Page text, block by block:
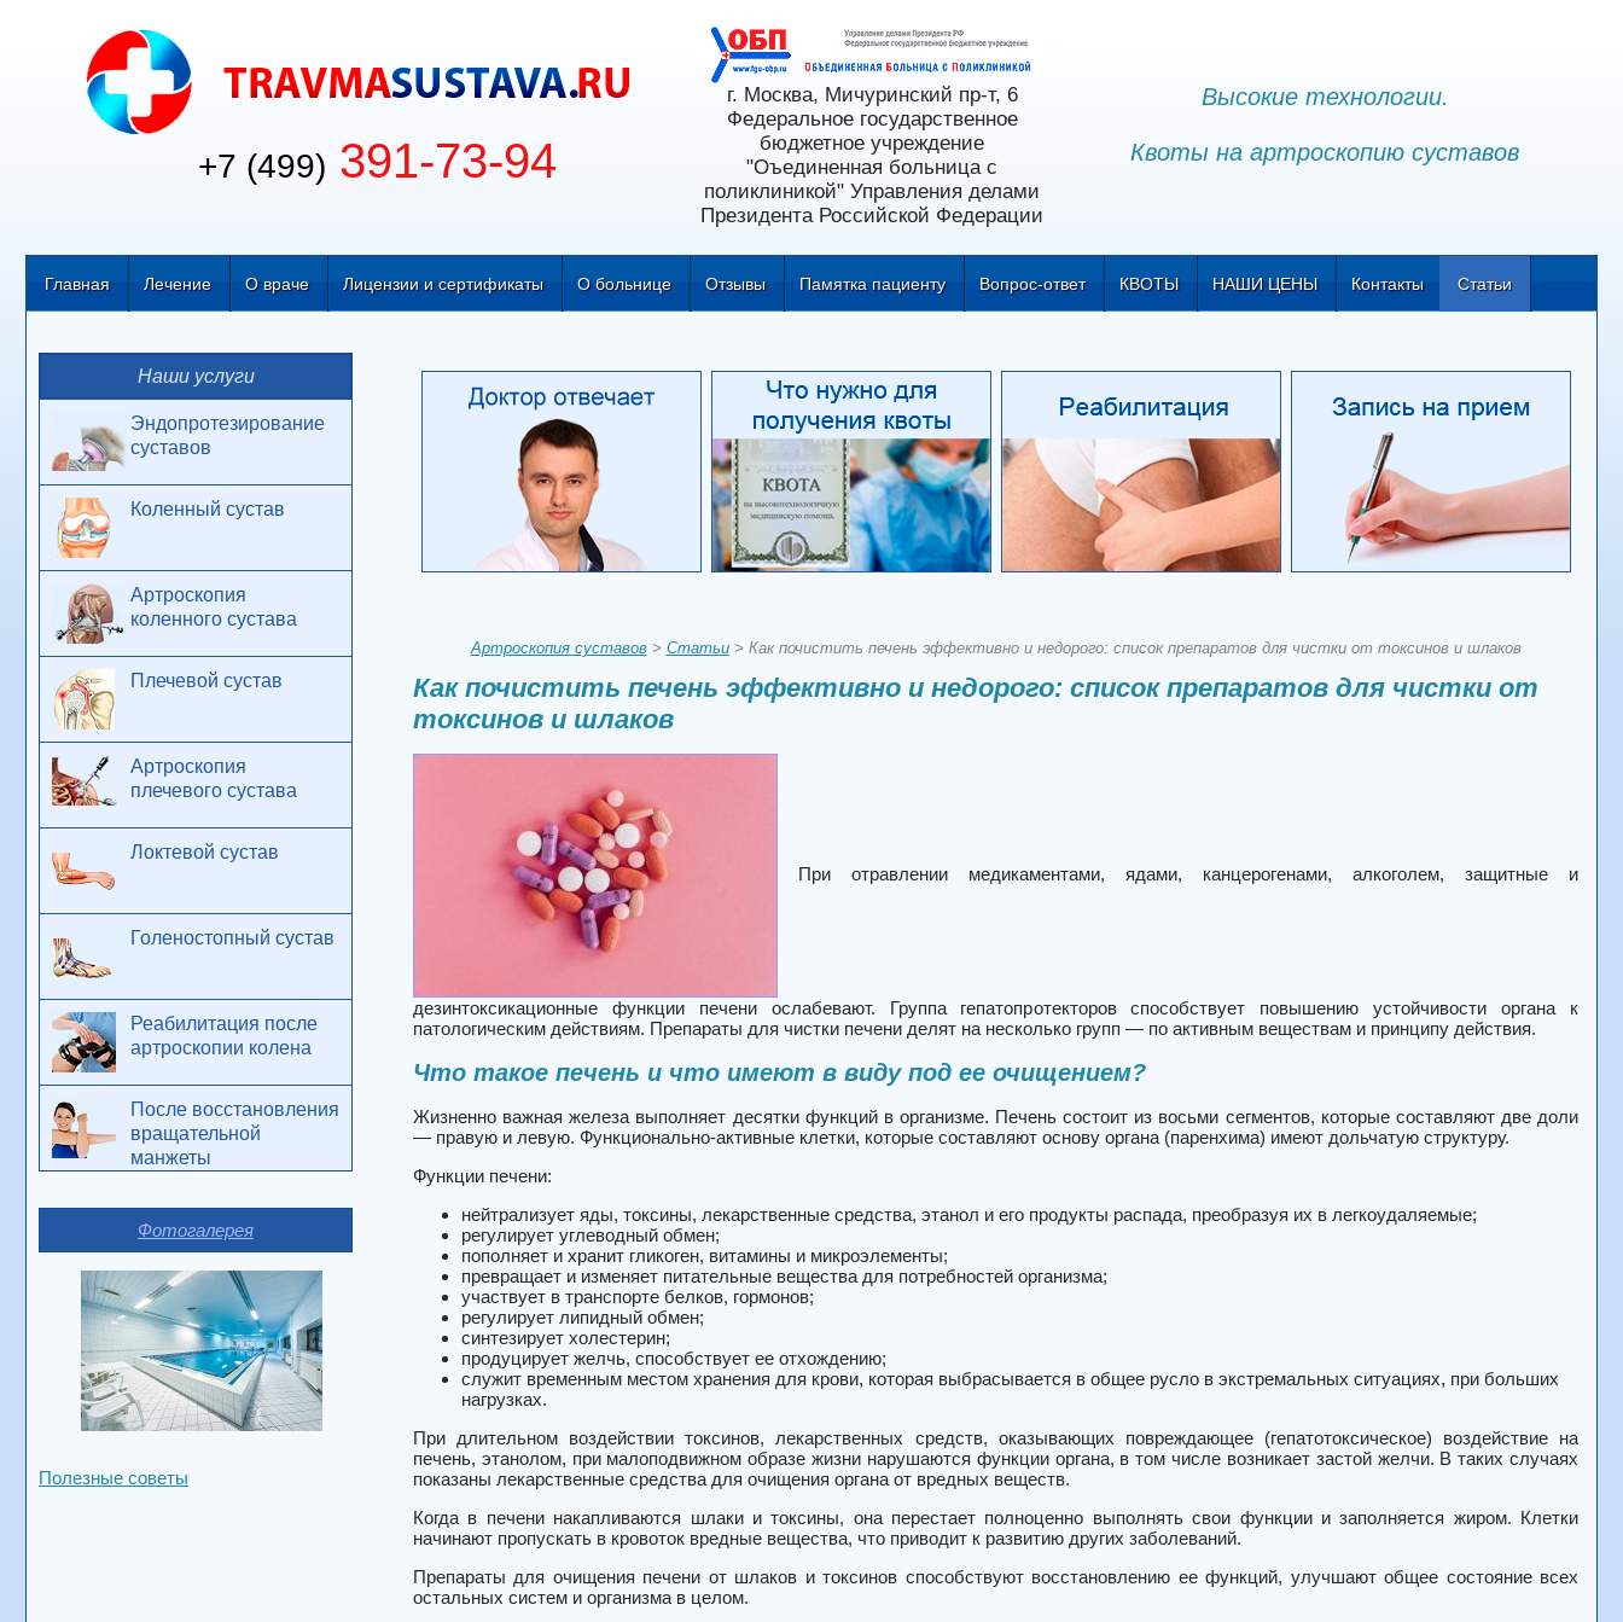
+7 (499) 391-73-94
Высокие технологии.
Квоты на артроскопию суставов
г. Москва, Мичуринский пр-т, 6
Федеральное государственное
бюджетное учреждение
"Оъединенная больница с
поликлиникой" Управления делами
Президента Российской Федерации
Главная Лечение О враче Лицензии и сертификаты О больнице Отзывы Памятка пациенту Вопрос-ответ КВОТЫ НАШИ ЦЕНЫ Контакты Статьи
Артроскопия суставов> Статьи> Как почистить печень эффективно и недорого: список препаратов для чистки от токсинов и шлаков
Как почистить печень эффективно и недорого: список препаратов для чистки от
токсинов и шлаков
При отравлении медикаментами, ядами, канцерогенами, алкоголем, защитные и
дезинтоксикационные функции печени ослабевают. Группа гепатопротекторов способствует повышению устойчивости органа к
патологическим действиям. Препараты для чистки печени делят на несколько групп — по активным веществам и принципу действия.
Что такое печень и что имеют в виду под ее очищением?
Жизненно важная железа выполняет десятки функций в организме. Печень состоит из восьми сегментов, которые составляют две доли
— правую и левую. Функционально-активные клетки, которые составляют основу органа (паренхима) имеют дольчатую структуру.
Функции печени:
нейтрализует яды, токсины, лекарственные средства, этанол и его продукты распада, преобразуя их в легкоудаляемые;
регулирует углеводный обмен;
пополняет и хранит гликоген, витамины и микроэлементы;
превращает и изменяет питательные вещества для потребностей организма;
участвует в транспорте белков, гормонов;
регулирует липидный обмен;
синтезирует холестерин;
продуцирует желчь, способствует ее отхождению;
служит временным местом хранения для крови, которая выбрасывается в общее русло в экстремальных ситуациях, при больших
нагрузках.
При длительном воздействии токсинов, лекарственных средств, оказывающих повреждающее (гепатотоксическое) воздействие на
печень, этанолом, при малоподвижном образе жизни нарушаются функции органа, в том числе возникает застой желчи. В таких случаях
показаны лекарственные средства для очищения органа от вредных веществ.
Когда в печени накапливаются шлаки и токсины, она перестает полноценно выполнять свои функции и заполняется жиром. Клетки
начинают пропускать в кровоток вредные вещества, что приводит к развитию других заболеваний.
Препараты для очищения печени от шлаков и токсинов способствуют восстановлению ее функций, улучшают общее состояние всех
остальных систем и организма в целом.
Наши услуги
Эндопротезирование
суставов
Коленный сустав
Артроскопия
коленного сустава
Плечевой сустав
Артроскопия
плечевого сустава
Локтевой сустав
Голеностопный сустав
Реабилитация после
артроскопии колена
После восстановления
вращательной
манжеты
Фотогалерея
Полезные советы